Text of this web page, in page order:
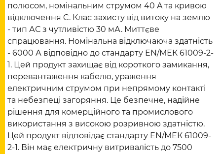
полюсом, номінальним струмом 40 A та кривою
відключення C. Клас захисту від витоку на землю
- тип АС з чутливістю 30 мА. Миттєве
спрацювання. Номінальна відключаюча здатність
- 6000 А відповідно до стандарту EN/МЕК 61009-2-
1. Цей продукт захищає від короткого замикання,
перевантаження кабелю, ураження
електричним струмом при непрямому контакті
та небезпеці загоряння. Це безпечне, надійне
рішення для комерційного та промислового
використання з високою розривною здатністю.
Цей продукт відповідає стандарту EN/МЕК 61009-
2-1. Він має електричну витривалість до 7500